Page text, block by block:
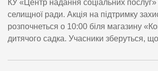
КУ «Центр надання соціальних послуг»
селищної ради. Акція на підтримку
розпочнеться о 10:00 біля магазину
дитячого садка. Учасники зберуться,